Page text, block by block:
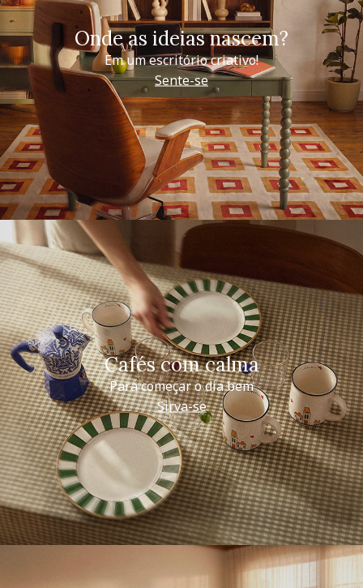
Onde as ideias nascem?
Em um escritório criativo!
Sente-se
Cafés com calma
Para começar o dia bem
Sirva-se